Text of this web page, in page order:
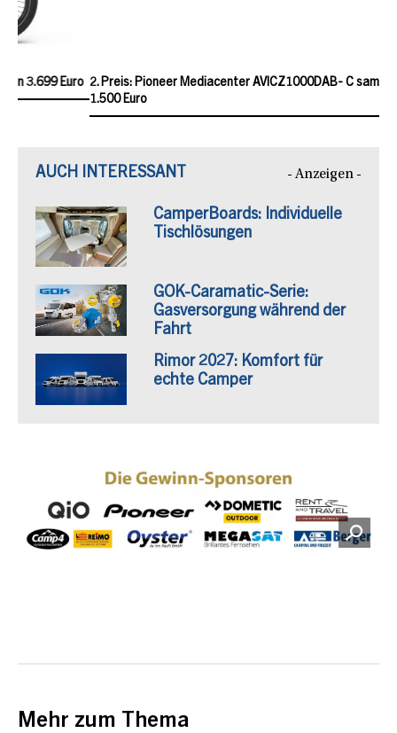
2. Preis: Pioneer Mediacenter AVICZ1000DAB- C samt Einbau für
1.500 Euro
CamperBoards: Individuelle
GOK-Caramatic-Serie:
Gasversorgung während der
Rimor 2027: Komfort für